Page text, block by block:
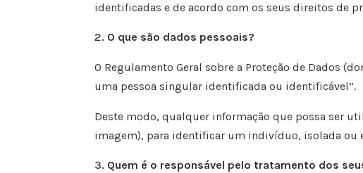
identificadas e de acordo com os seus direitos de
O que são dados pessoais?
O Regulamento Geral sobre a Proteção de Dados
uma pessoa singular identificada ou identificável”.
Deste modo, qualquer informação que possa ser
imagem), para identificar um indivíduo, isolada ou
Quem é o responsável pelo tratamento dos